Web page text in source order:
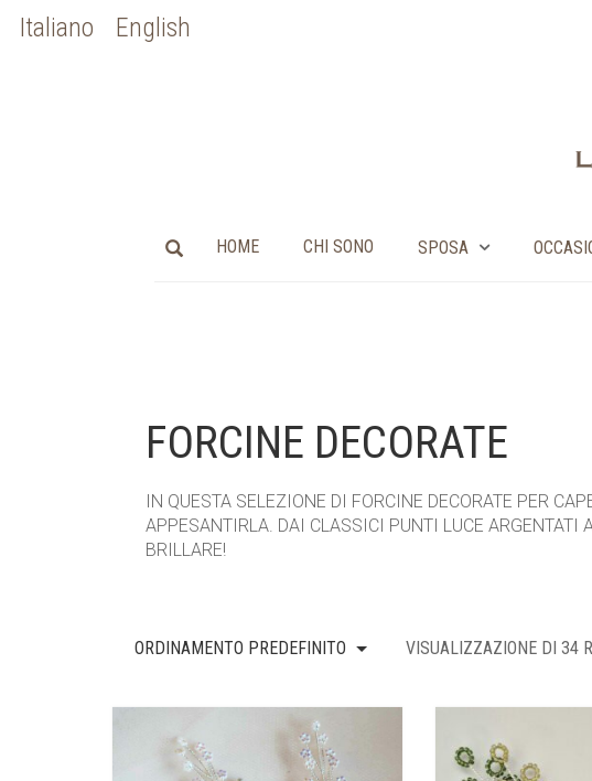
Italiano English
HOME CHI SONO SPOSA
FORCINE DECORATE
IN QUESTA SELEZIONE DI FORCINE DECORATE PER
APPESANTIRLA. DAI CLASSICI PUNTI LUCE
BRILLARE!
ORDINAMENTO PREDEFINITO VISUALIZZAZIONE DI 34